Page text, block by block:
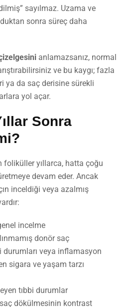
sayılmaz. Uzama ve
sonra süreç daha
anlamazsanız, normal
ve bu kaygı; fazla
ya da saç derisine sürekli
yol açar.
Sonra
foliküller yıllarca, hatta çoğu
devam eder. Ancak
inceldiği veya azalmış
incelme
donör saç
veya inflamasyon
sigara ve yaşam tarzı
tıbbi durumlar
dökülmesinin kontrast